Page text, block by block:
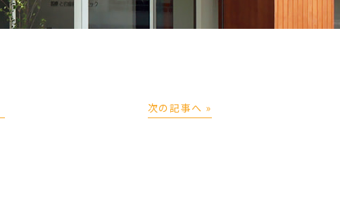
次の記事へ »